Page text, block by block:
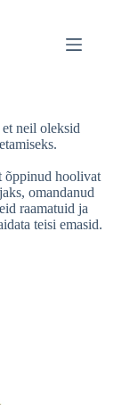
neil oleksid
õppinud hoolivat
omandanud
raamatuid ja
teisi emasid.